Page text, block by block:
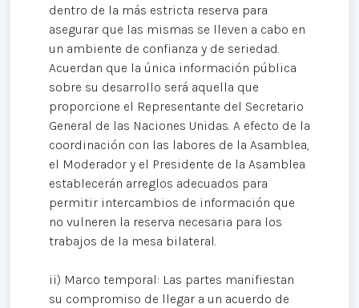
dentro de la más estricta reserva para
asegurar que las mismas se lleven a cabo en
un ambiente de confianza y de seriedad.
Acuerdan que la única información pública
sobre su desarrollo será aquella que
proporcione el Representante del Secretario
General de las Naciones Unidas. A efecto de la
coordinación con las labores de la Asamblea,
el Moderador y el Presidente de la Asamblea
establecerán arreglos adecuados para
permitir intercambios de información que
no vulneren la reserva necesaria para los
trabajos de la mesa bilateral.
ii) Marco temporal: Las partes manifiestan
su compromiso de llegar a un acuerdo de